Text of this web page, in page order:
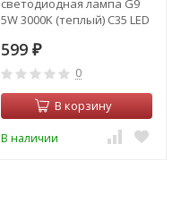
светодиодная лампа G9
5W 3000K (теплый) C35 LED
599 ₽
0
В корзину
В наличии